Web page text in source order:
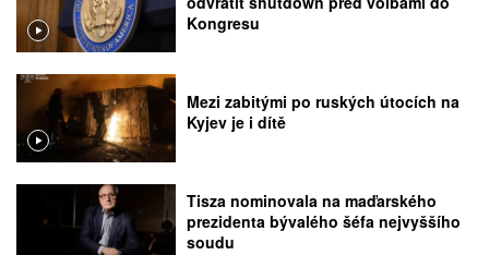
Kongresu
Mezi zabitými po ruských útocích na
Kyjev je i dítě
Tisza nominovala na maďarského
prezidenta bývalého šéfa nejvyššího
soudu